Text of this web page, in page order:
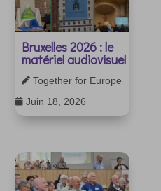
Bruxelles 2026 : le
matériel audiovisuel
 Together for Europe
 Juin 18, 2026